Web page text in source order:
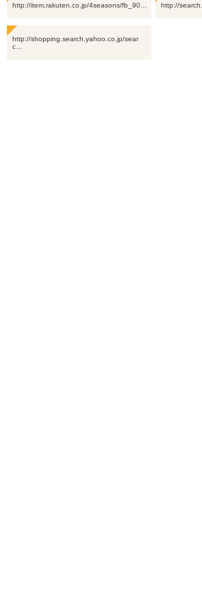
http://item.rakuten.co.jp/4seasons/fb_90… http://
http://shopping.search.yahoo.co.jp/sear
c…